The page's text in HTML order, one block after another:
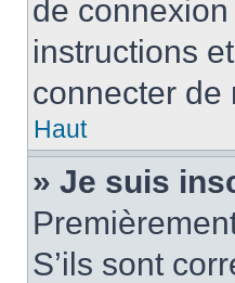
de
instructions
connecter de
Haut
» Je suis
S’ils sont